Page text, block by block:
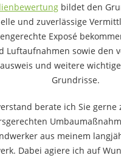
bildet den
und zuverlässige
Exposé
Luftaufnahmen sowie den
und weitere
Grundrisse.
berate ich Sie gerne
aus meinem
Dabei agiere ich auf